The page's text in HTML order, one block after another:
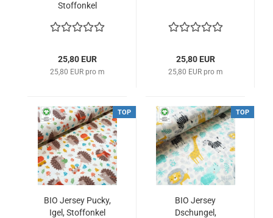
Stoffonkel
25,80 EUR
25,80 EUR pro m
25,80 EUR
25,80 EUR pro m
TOP
BIO Jersey Pucky,
Igel, Stoffonkel
TOP
BIO Jersey
Dschungel,